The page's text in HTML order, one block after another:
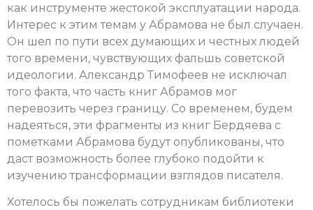
как инструменте жестокой эксплуатации народа.
Интерес к этим темам у Абрамова не был случаен.
Он шел по пути всех думающих и честных людей
того времени, чувствующих фальшь советской
идеологии. Александр Тимофеев не исключал
того факта, что часть книг Абрамов мог
перевозить через границу. Со временем, будем
надеяться, эти фрагменты из книг Бердяева с
пометками Абрамова будут опубликованы, что
даст возможность более глубоко подойти к
изучению трансформации взглядов писателя.
Хотелось бы пожелать сотрудникам библиотеки